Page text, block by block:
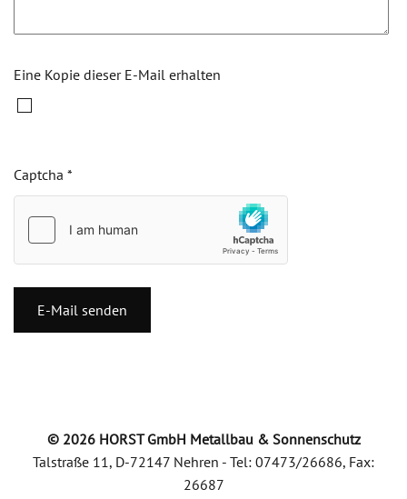
Eine Kopie dieser E-Mail erhalten
Captcha *
E-Mail senden
© 2026HORST GmbH Metallbau & Sonnenschutz
Talstraße 11, D-72147 Nehren - Tel: 07473/26686, Fax:
26687